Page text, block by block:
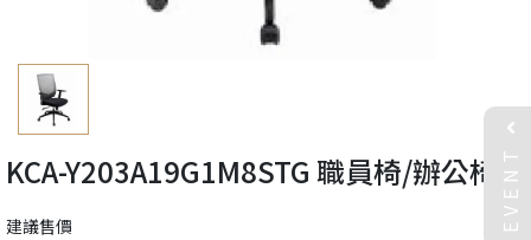
KCA-Y203A19G1M8STG 職員椅/辦公椅
建議售價 EVENT